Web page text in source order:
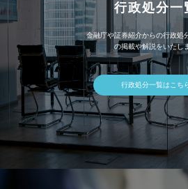
行政処分一
金融庁や証券紹介からの行政処
の掲載や解説をいたし
行政処分一覧はこち